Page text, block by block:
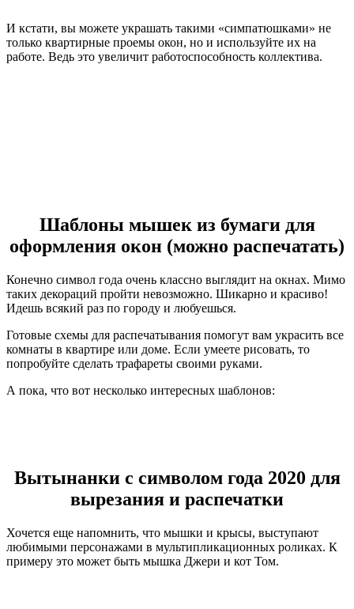
И кстати, вы можете украшать такими «симпатюшками» не
только квартирные проемы окон, но и используйте их на
работе. Ведь это увеличит работоспособность коллектива.
Шаблоны мышек из бумаги для
оформления окон (можно распечатать)
Конечно символ года очень классно выглядит на окнах. Мимо
таких декораций пройти невозможно. Шикарно и красиво!
Идешь всякий раз по городу и любуешься.
Готовые схемы для распечатывания помогут вам украсить все
комнаты в квартире или доме. Если умеете рисовать, то
попробуйте сделать трафареты своими руками.
А пока, что вот несколько интересных шаблонов:
Вытынанки с символом года 2020 для
вырезания и распечатки
Хочется еще напомнить, что мышки и крысы, выступают
любимыми персонажами в мультипликационных роликах. К
примеру это может быть мышка Джери и кот Том.